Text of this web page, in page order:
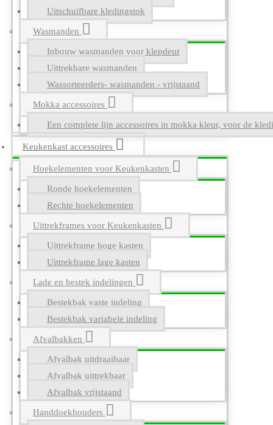
Uitschuifbare kledingstok
Wasmanden
Inbouw wasmanden voor klepdeur
Uittrekbare wasmanden
Wassorteerders- wasmanden - vrijstaand
Mokka accessoires
Een complete lijn accessoires in mokka kleur, voor de
Keukenkast accessoires
Hoekelementen voor Keukenkasten
Ronde hoekelementen
Rechte hoekelementen
Uittrekframes voor Keukenkasten
Uittrekframe hoge kasten
Uittrekframe lage kasten
Lade en bestek indelingen
Bestekbak vaste indeling
Bestekbak variabele indeling
Afvalbakken
Afvalbak uitdraaibaar
Afvalbak uittrekbaar
Afvalbak vrijstaand
Handdoekhouders